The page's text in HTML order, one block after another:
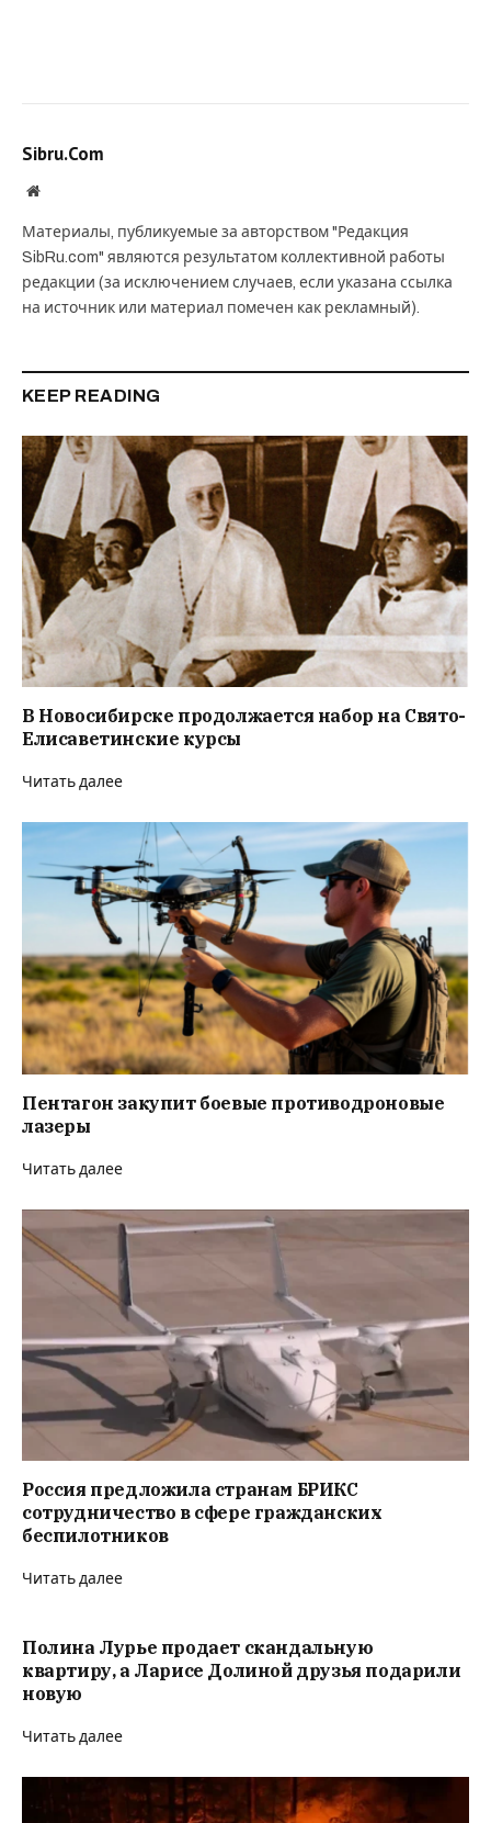
Sibru.Com
Website
Материалы, публикуемые за авторством "Редакция
SibRu.com" являются результатом коллективной работы
редакции (за исключением случаев, если указана ссылка
на источник или материал помечен как рекламный).
KEEP READING
В Новосибирске продолжается набор на Свято-
Елисаветинские курсы
Читать далее
Пентагон закупит боевые противодроновые
лазеры
Читать далее
Россия предложила странам БРИКС
сотрудничество в сфере гражданских
беспилотников
Читать далее
Полина Лурье продает скандальную
квартиру, а Ларисе Долиной друзья подарили
новую
Читать далее